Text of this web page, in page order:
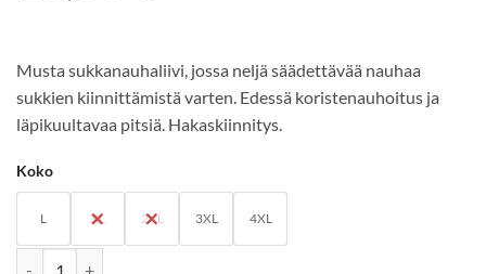
Musta sukkanauhaliivi, jossa neljä säädettävää nauhaa
sukkien kiinnittämistä varten. Edessä koristenauhoitus ja
läpikuultavaa pitsiä. Hakaskiinnitys.
Koko
L XL 2XL 3XL 4XL